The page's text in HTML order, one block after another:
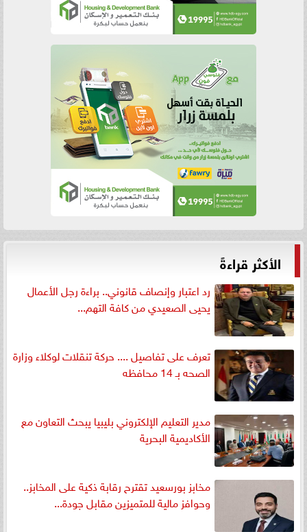
الأكثر قراءةً
رد اعتبار وإنصاف قانوني.. براءة رجل الأعمال
يحيى الصعيدي من كافة التهم...
تعرف على تفاصيل .... حركة تنقلات لوكلاء وزارة
الصحه بـ 14 محافظه
مدير التعليم الإلكتروني بليبيا يبحث التعاون مع
الأكاديمية البحرية
مخابز بورسعيد تقترح رقابة ذكية على المخابز..
وحوافز مالية للمتميزين مقابل جودة...